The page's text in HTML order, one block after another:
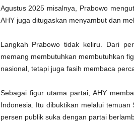
Agustus 2025 misalnya, Prabowo
AHY juga ditugaskan menyambut dan
Langkah Prabowo tidak keliru. Dari
memang membutuhkan membutuhkan
nasional, tetapi juga fasih membaca
Sebagai figur utama partai, AHY
Indonesia. Itu dibuktikan melalui
persen publik suka dengan partai